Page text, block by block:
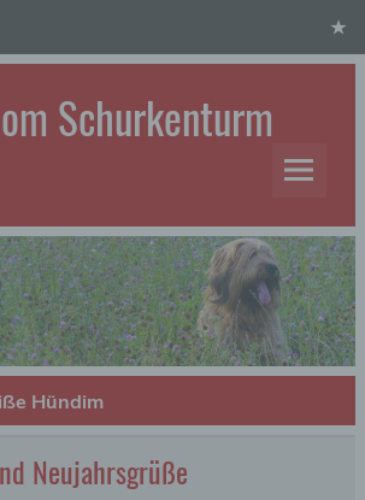
Schurkenturm
Hündim
Neujahrsgrüße